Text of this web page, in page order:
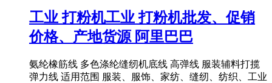
工业 打粉机工业 打粉机批发、促销
价格、产地货源 阿里巴巴
氨纶橡筋线 多色涤纶缝纫机底线 高弹线 服装辅料打揽
弹力线 适用范围 服装、服饰、家纺、缝纫、纺织、工业